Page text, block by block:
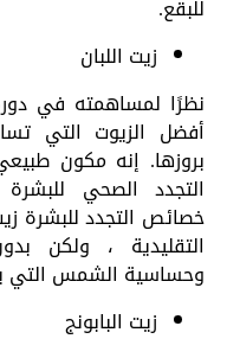
للبقع.
زيت اللبان
نظرًا لمساهمته في
أفضل الزيوت التي
بروزها. إنه مكون
التجدد الصحي
خصائص التجدد للبشرة
التقليدية ، ولكن
وحساسية الشمس التي
زيت البابونج